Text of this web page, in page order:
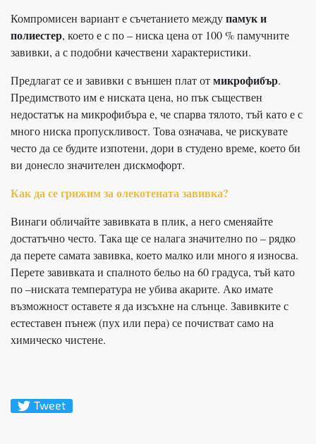
Компромисен вариант е съчетанието междупамук и
полиестер, което е с по – ниска цена от 100 % памучните
завивки, а с подобни качествени характеристики.
Предлагат се и завивки с външен плат отмикрофибър.
Предимството им е ниската цена, но пък съществен
недостатък на микрофибъра е, че спарва тялото, тъй като е с
много ниска пропускливост. Това означава, че рискувате
често да се будите изпотени, дори в студено време, което би
ви донесло значителен дискмофорт.
Как да се грижим за олекотената завивка?
Винаги обличайте завивката в плик, а него сменяайте
достатъчно често. Така ще се налага значително по – рядко
да перете самата завивка, което малко или много я износва.
Перете завивката и спалното бельо на 60 градуса, тъй като
по –ниската температура не убива акарите. Ако имате
възможност оставете я да изсъхне на слънце. Завивките с
естеставен пънеж (пух или пера) се почистват само на
химическо чистене.
Tweet